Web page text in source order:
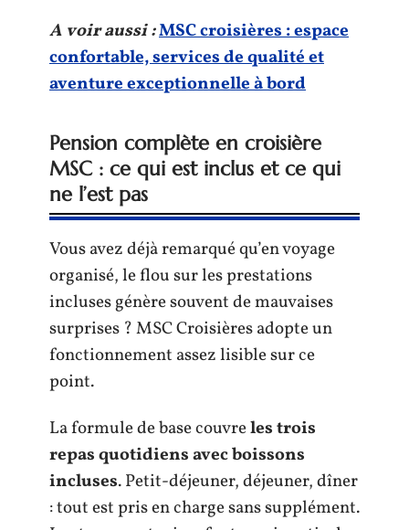
A voir aussi :MSC croisières : espace
confortable, services de qualité et
aventure exceptionnelle à bord
Pension complète en croisière
MSC : ce qui est inclus et ce qui
ne l’est pas
Vous avez déjà remarqué qu’en voyage
organisé, le flou sur les prestations
incluses génère souvent de mauvaises
surprises ? MSC Croisières adopte un
fonctionnement assez lisible sur ce
point.
La formule de base couvreles trois
repas quotidiens avec boissons
incluses. Petit-déjeuner, déjeuner, dîner
: tout est pris en charge sans supplément.